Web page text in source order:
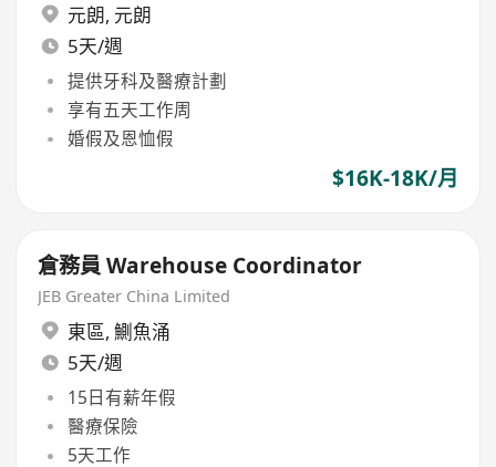
元朗, 元朗
5天/週
提供牙科及醫療計劃
享有五天工作周
婚假及恩恤假
$16K-18K/月
倉務員 Warehouse Coordinator
JEB Greater China Limited
東區, 鰂魚涌
5天/週
15日有薪年假
醫療保險
5天工作